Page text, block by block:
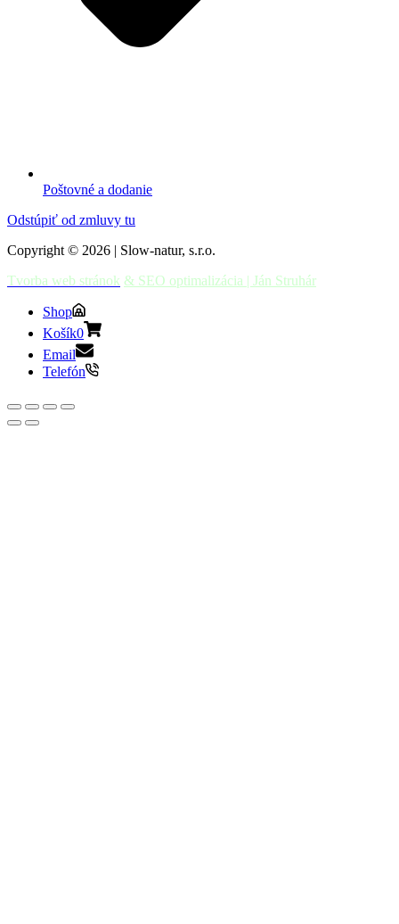
Poštovné a dodanie
Odstúpiť od zmluvy tu
Copyright © 2026 | Slow-natur, s.r.o.
Tvorba web stránok & SEO optimalizácia | Ján Struhár
Shop
Košík0
Email
Telefón